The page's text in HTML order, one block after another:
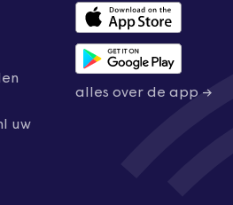
uw
alles over de app →